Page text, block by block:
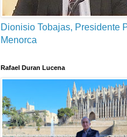
Dionisio Tobajas, Presidente
Menorca
Rafael Duran Lucena